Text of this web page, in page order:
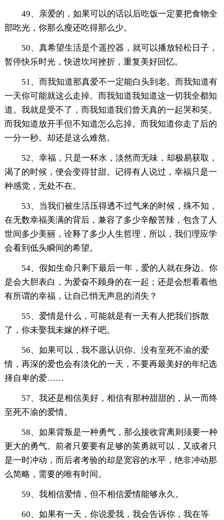
49、亲爱的，如果可以的话以后吃饭一定要把食物全
部吃光，你那么瘦还吃得那么少。
50、真希望生活是个遥控器，就可以播放轻松日子，
暂停快乐时光，快进坎坷挫折，重复美好回忆。
51、而我知道那真爱不一定能白头到老。而我知道有
一天你可能就这么走掉。而我知道我知道这一切我全都知
道。我就是受不了，而我知道我们曾天真的一起哭和笑。
而我知道放开手但不知道怎么忘掉。而我知道你走了后的
一分一秒。却还是这么难熬。
52、幸福，只是一杯水，淡然而无味，却极易获取，
渴了的时候，便会变得甘甜。记得有人说过，幸福只是一
种感觉，无处不在。
53、当我们被生活压得透不过气来的时候，殊不知，
在无数幸福美满的背后，兼容了多少辛酸苦辣，包含了人
世间多少美丽，诠释了多少人生哲理，所以，我们理应学
会看到低头瞬间的希望。
54、假如生命只剩下最后一年，爱的人就在身边。你
是会大胆表白，为爱奋不顾身的在一起；还是会想看着他
有所谓的幸福，让自己悄无声息的消失？
55、爱情是什么，可能就是有一天有人把我们拆散
了，你未娶我未嫁的样子吧。
56、如果可以，我不愿认识你。没有至死不渝的爱
情，再深的爱也会有淡化的一天，不要再最美好的年纪选
择自卑的爱……
57、我还是相信美好，相信有那种甜甜的，从一而终
至死不渝的爱情。
58、如果背叛是一种勇气，那么接收背离则须要一种
更大的勇气。前者只要要有足够的英勇就可以，又或者只
是一时冲动，而后者考验的却是宽容的水平，绝非冲动那
么简略，需要的唯有时间。
59、我相信爱情，但不相信爱情能够永久。
60、如果有一天，你说爱我，我会告诉你，我在等